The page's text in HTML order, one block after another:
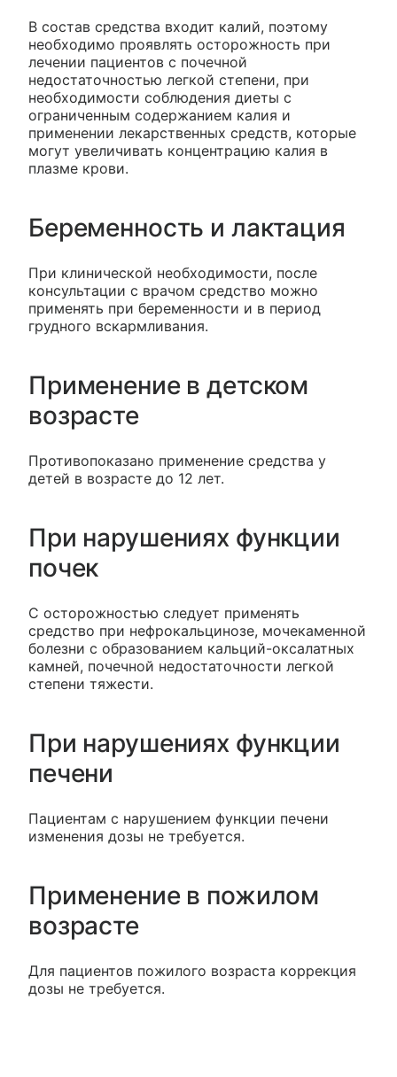
В состав средства входит калий, поэтому
необходимо проявлять осторожность при
лечении пациентов с почечной
недостаточностью легкой степени, при
необходимости соблюдения диеты с
ограниченным содержанием калия и
применении лекарственных средств, которые
могут увеличивать концентрацию калия в
плазме крови.
Беременность и лактация
При клинической необходимости, после
консультации с врачом средство можно
применять при беременности и в период
грудного вскармливания.
Применение в детском
возрасте
Противопоказано применение средства у
детей в возрасте до 12 лет.
При нарушениях функции
почек
С осторожностью следует применять
средство при нефрокальцинозе, мочекаменной
болезни с образованием кальций-оксалатных
камней, почечной недостаточности легкой
степени тяжести.
При нарушениях функции
печени
Пациентам с нарушением функции печени
изменения дозы не требуется.
Применение в пожилом
возрасте
Для пациентов пожилого возраста коррекция
дозы не требуется.